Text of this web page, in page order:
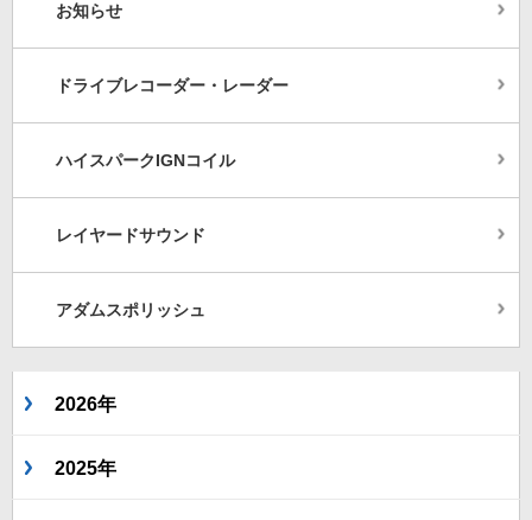
お知らせ
ドライブレコーダー・レーダー
ハイスパークIGNコイル
レイヤードサウンド
アダムスポリッシュ
2026年
2025年